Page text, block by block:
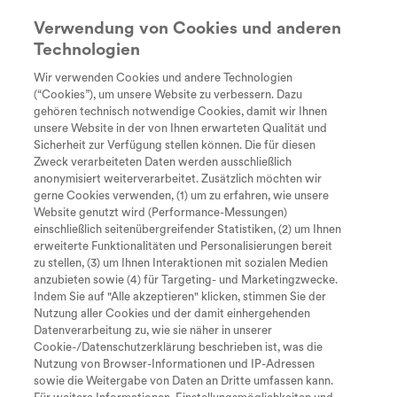
Tastaturkürzel zur Bedienung der
Seite
Zum Inhalt
Zum Hauptmenü
Seite durchsuchen
Nach oben springen
Every Day
Unstoppable
Diagnose
Therapie &
Behandlung
Suche
search
Lexikon
Rezessiv
Merkmale (wie z. B. die Augenfarbe) können
rezessiv oder dominant vererbt werden. Ist ein
Merkmal rezessiv, werden zwei identische
Genkopien benötigt, damit es auftritt.
Beispielsweise sind blaue Augen rezessiv
gegenüber braunen Augen.
Nur wenn beide Genkopien die Erbinformation
für blaue Augen enthalten, setzt sich das
Merkmal „blaue Augen“ durch.
Verwendung von Cookies und anderen
Technologien
Wir verwenden Cookies und andere Technologien
(“Cookies”), um unsere Website zu verbessern. Dazu
gehören technisch notwendige Cookies, damit wir Ihnen
unsere Website in der von Ihnen erwarteten Qualität und
Sicherheit zur Verfügung stellen können. Die für diesen
Zweck verarbeiteten Daten werden ausschließlich
anonymisiert weiterverarbeitet. Zusätzlich möchten wir
gerne Cookies verwenden, (1) um zu erfahren, wie unsere
Website genutzt wird (Performance-Messungen)
einschließlich seitenübergreifender Statistiken, (2) um Ihnen
erweiterte Funktionalitäten und Personalisierungen bereit
zu stellen, (3) um Ihnen Interaktionen mit sozialen Medien
anzubieten sowie (4) für Targeting- und Marketingzwecke.
Indem Sie auf "Alle akzeptieren" klicken, stimmen Sie der
Nutzung aller Cookies und der damit einhergehenden
Datenverarbeitung zu, wie sie näher in unserer
Cookie-/Datenschutzerklärung beschrieben ist, was die
Nutzung von Browser-Informationen und IP-Adressen
sowie die Weitergabe von Daten an Dritte umfassen kann.